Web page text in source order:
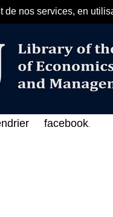
de nos services, en
الفهرس الإلكتروني
facebook.